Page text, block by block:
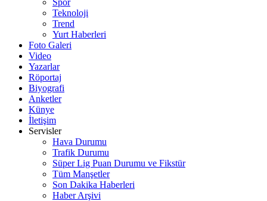
Teknoloji
Trend
Yurt Haberleri
Foto Galeri
Video
Yazarlar
Röportaj
Biyografi
Anketler
Künye
İletişim
Servisler
Hava Durumu
Trafik Durumu
Süper Lig Puan Durumu ve Fikstür
Tüm Manşetler
Son Dakika Haberleri
Haber Arşivi